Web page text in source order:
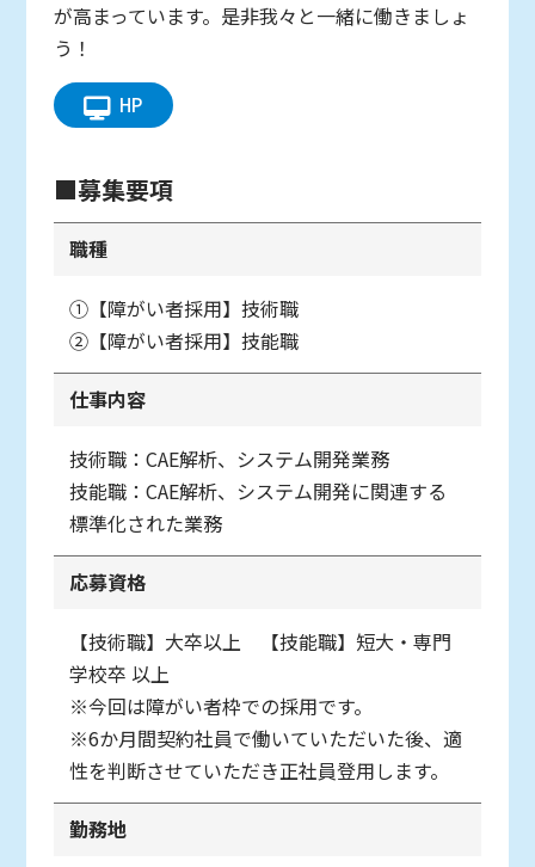
が高まっています。是非我々と一緒に働きましょ
う！
HP
■募集要項
職種
①【障がい者採用】技術職
②【障がい者採用】技能職
仕事内容
技術職：CAE解析、システム開発業務
技能職：CAE解析、システム開発に関連する
標準化された業務
応募資格
【技術職】大卒以上 【技能職】短大・専門
学校卒 以上
※今回は障がい者枠での採用です。
※6か月間契約社員で働いていただいた後、適
性を判断させていただき正社員登用します。
勤務地